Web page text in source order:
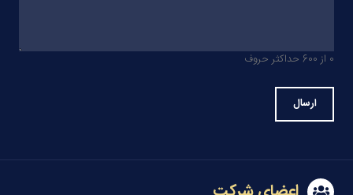
0 از 600 حداکثر حروف